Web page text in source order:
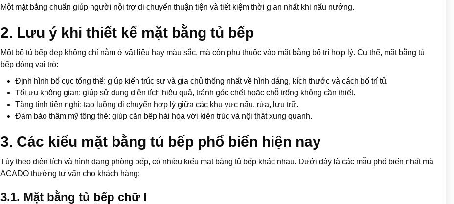
Một mặt bằng chuẩn giúp người nội trợ di chuyển thuận tiện và tiết kiệm thời gian nhất khi nấu nướng.
2. Lưu ý khi thiết kế mặt bằng tủ bếp
Một bộ tủ bếp đẹp không chỉ nằm ở vật liệu hay màu sắc, mà còn phụ thuộc vào mặt bằng bố trí hợp lý. Cụ thể, mặt bằng tủ
bếp đóng vai trò:
Định hình bố cục tổng thể: giúp kiến trúc sư và gia chủ thống nhất về hình dáng, kích thước và cách bố trí tủ.
Tối ưu không gian: giúp sử dụng diện tích hiệu quả, tránh góc chết hoặc chỗ trống không cần thiết.
Tăng tính tiện nghi: tạo luồng di chuyển hợp lý giữa các khu vực nấu, rửa, lưu trữ.
Đảm bảo thẩm mỹ tổng thể: giúp căn bếp hài hòa với kiến trúc và nội thất xung quanh.
3. Các kiểu mặt bằng tủ bếp phổ biến hiện nay
Tùy theo diện tích và hình dạng phòng bếp, có nhiều kiểu mặt bằng tủ bếp khác nhau. Dưới đây là các mẫu phổ biến nhất mà
ACADO thường tư vấn cho khách hàng:
3.1. Mặt bằng tủ bếp chữ I